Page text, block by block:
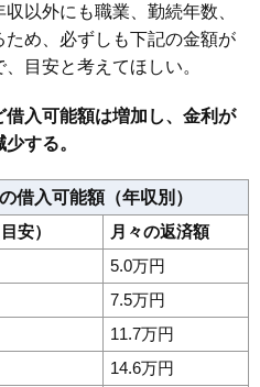
以外にも職業、勤続年数、
め、必ずしも下記の金額が
目安と考えてほしい。
入可能額は増加し、金利が
する。
借入可能額（年収別）
安）
月々の返済額
5.0万円
7.5万円
11.7万円
14.6万円